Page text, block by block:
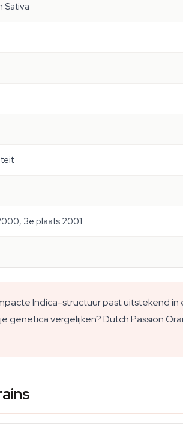
Sativa
3e plaats 2001
Indica-structuur past uitstekend
genetica vergelijken? Dutch Passion